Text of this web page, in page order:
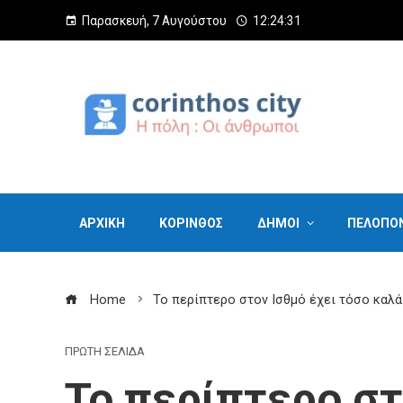
Παρασκευή, 7 Αυγούστου 12:24:32
ΑΡΧΙΚΗ ΚΟΡΙΝΘΟΣ ΔΗΜΟΙ
Home To περίπτερο στον Ισθμό έχει τόσο
ΠΡΩΤΗ ΣΕΛΙΔΑ